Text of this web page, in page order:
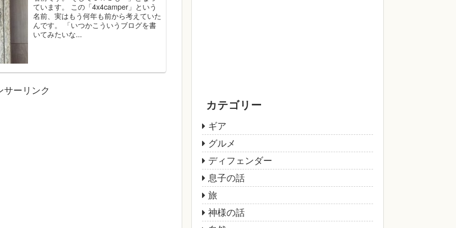
ています。 この「4x4camper」という
名前、実はもう何年も前から考えていた
んです。 「いつかこういうブログを書
いてみたいな...
サーリンク
カテゴリー
ギア
グルメ
ディフェンダー
息子の話
旅
神様の話